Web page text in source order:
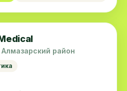
Алмазарский район